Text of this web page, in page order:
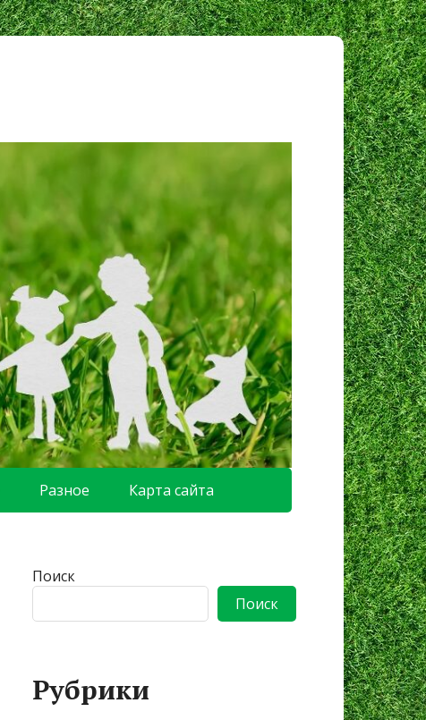
Разное Карта сайта
Поиск
Поиск
Рубрики